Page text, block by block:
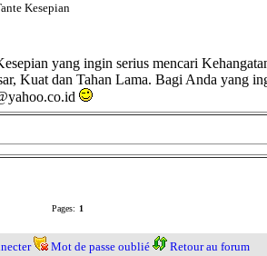
Kesepian
yang ingin serius mencari
Kuat dan Tahan Lama. Bagi Anda yang
Pages: 1
Mot de passe oublié Retour au forum